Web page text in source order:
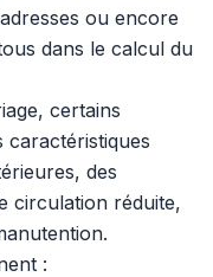
ou encore
dans le calcul du
certains
caractéristiques
des
circulation réduite,
: